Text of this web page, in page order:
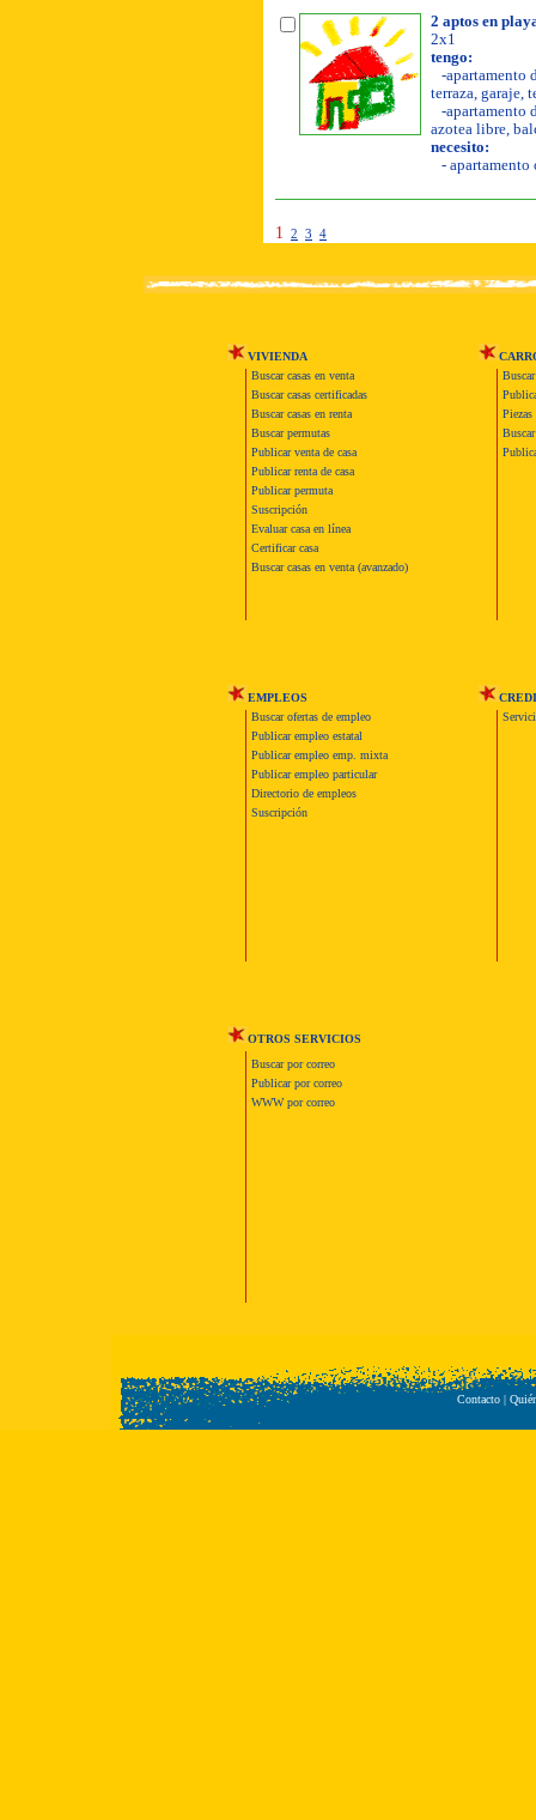
2 aptos en
2x1
tengo:
-apartamento
terraza, garaje,
-apartamento
azotea libre,
necesito:
- apartamento
1 2 3 4
VIVIENDA
Buscar casas en venta
Buscar casas certificadas
Buscar casas en renta
Buscar permutas
Publicar venta de casa
Publicar renta de casa
Publicar permuta
Suscripción
Evaluar casa en línea
Certificar casa
Buscar casas en venta (avanzado)
Piezas
EMPLEOS
Buscar ofertas de empleo
Publicar empleo estatal
Publicar empleo emp. mixta
Publicar empleo particular
Directorio de empleos
Suscripción
OTROS SERVICIOS
Buscar por correo
Publicar por correo
WWW por correo
Contacto|